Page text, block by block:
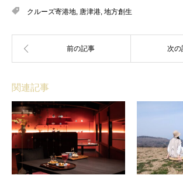
クルーズ寄港地, 唐津港, 地方創生
関連記事